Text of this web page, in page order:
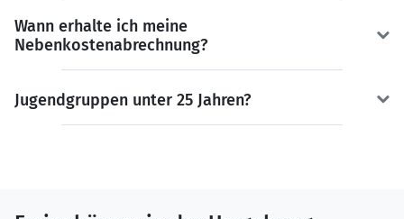
Wann erhalte ich meine
Nebenkostenabrechnung?
Jugendgruppen unter 25 Jahren?